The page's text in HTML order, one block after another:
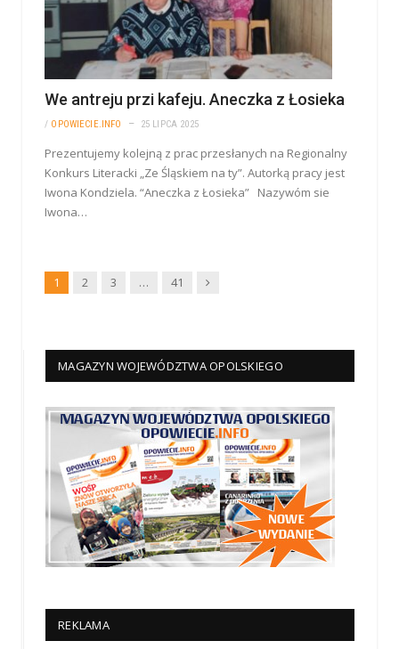
We antreju przi kafeju. Aneczka z Łosieka
/ OPOWIECIE.INFO 25 LIPCA 2025
Prezentujemy kolejną z prac przesłanych na Regionalny
Konkurs Literacki „Ze Śląskiem na ty”. Autorką pracy jest
Iwona Kondziela. “Aneczka z Łosieka” Nazywóm sie
Iwona…
1 2 3 … 41 Dalej
MAGAZYN WOJEWÓDZTWA OPOLSKIEGO
REKLAMA